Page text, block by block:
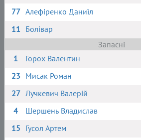
77 Алефіренко Даниїл
11 Болівар
Запасні
1
Горох Валентин
23 Мисак Роман
27 Лучкевич Валерій
4
Шершень Владислав
15 Гусол Артем